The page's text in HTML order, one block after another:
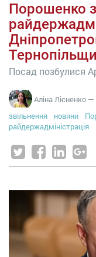
Порошенко
Посад позбулися
Аліна Лісненко —
звільнення
новини
райдержадміністрація